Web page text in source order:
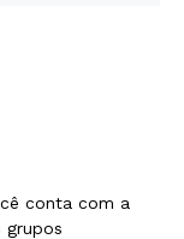
conta com a
grupos